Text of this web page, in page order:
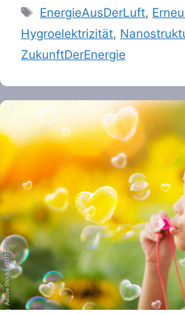
Tags
EnergieAusDerLuft,
Hygroelektrizität,
ZukunftDerEnergie